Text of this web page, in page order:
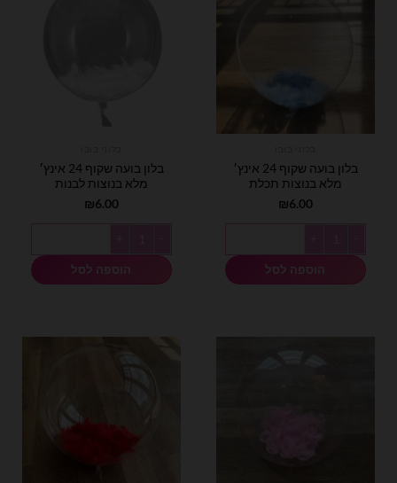
בלון בועה שקוף 24 אינץ׳
מלא בנוצות תכלת
₪6.00
הוספה לסל
בלון בועה שקוף 24 אינץ׳
מלא בנוצות לבנות
₪6.00
הוספה לסל